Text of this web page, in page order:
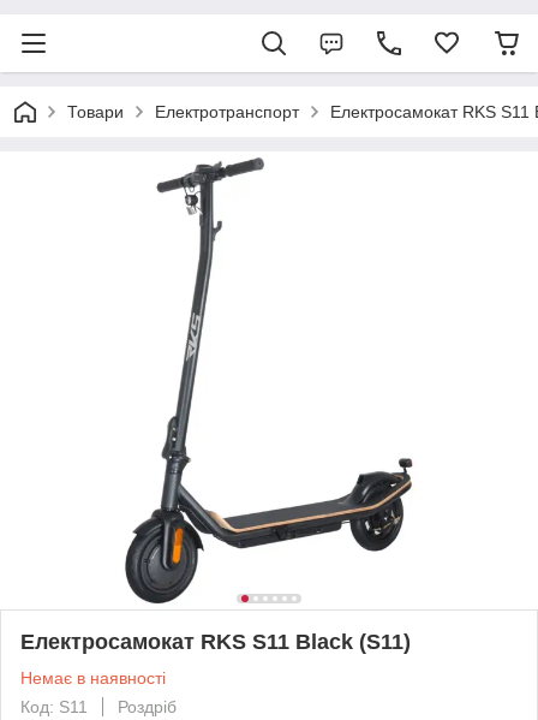
Товари Електротранспорт Електросамокат RKS S11
Електросамокат RKS S11 Black (S11)
Немає в наявності
Код: S11
Роздріб